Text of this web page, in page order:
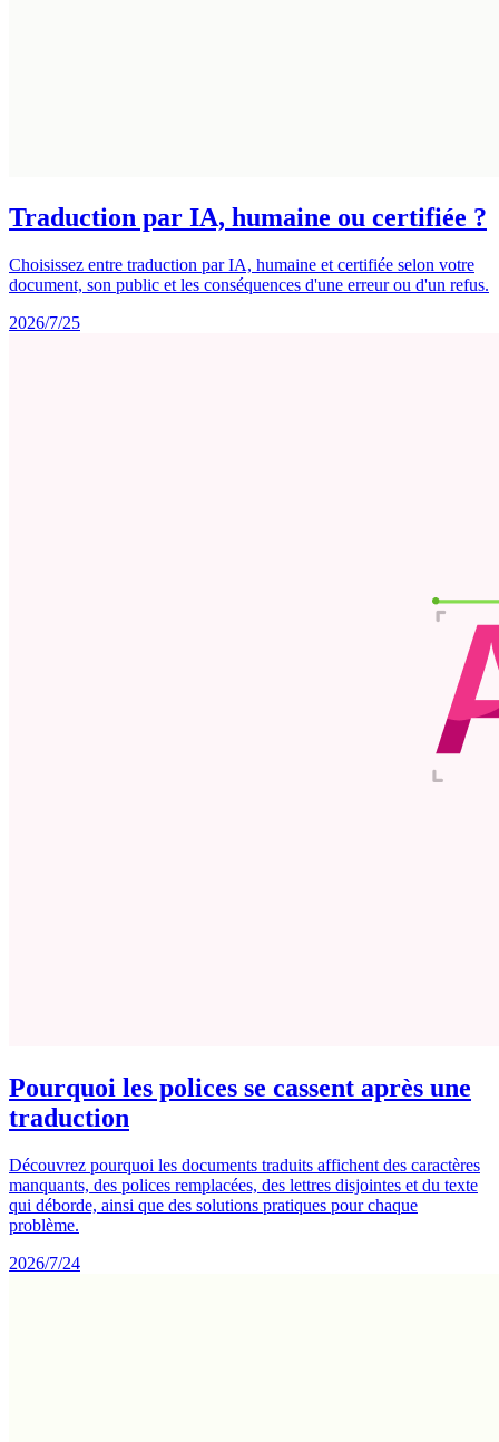
Traduction par IA, humaine ou certifiée ?
Choisissez entre traduction par IA, humaine et certifiée selon votre
document, son public et les conséquences d'une erreur ou d'un refus.
2026/7/25
Pourquoi les polices se cassent après une
traduction
Découvrez pourquoi les documents traduits affichent des caractères
manquants, des polices remplacées, des lettres disjointes et du texte
qui déborde, ainsi que des solutions pratiques pour chaque
problème.
2026/7/24